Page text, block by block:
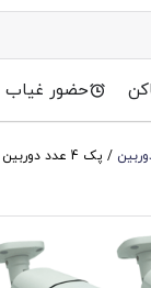
حضور غیاب
/ پک 4 عدد دوربین مداربسته 2 مگا پیکسل دید در شب رنگی